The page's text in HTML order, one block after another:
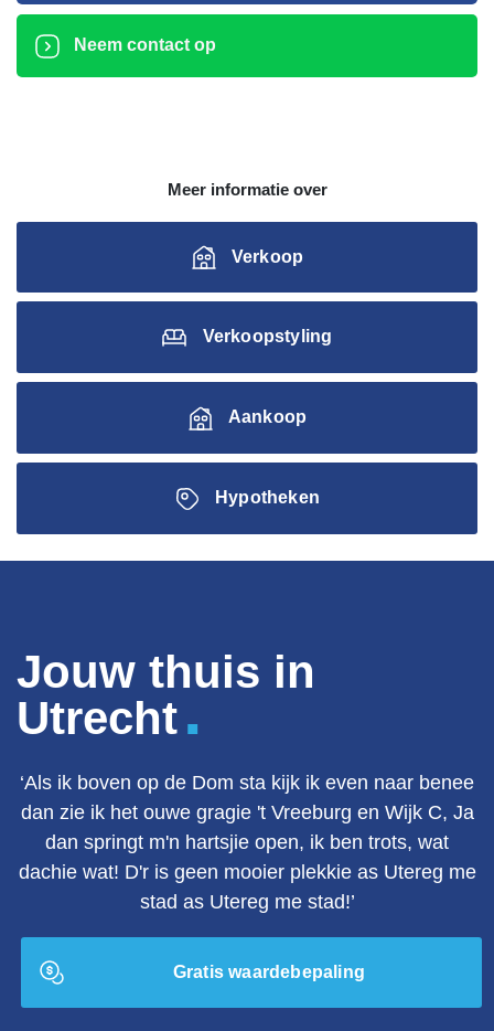
Neem contact op
Meer informatie over
Verkoop
Verkoopstyling
Aankoop
Hypotheken
Jouw thuis in
Utrecht.
‘Als ik boven op de Dom sta kijk ik even naar benee
dan zie ik het ouwe gragie 't Vreeburg en Wijk C, Ja
dan springt m'n hartsjie open, ik ben trots, wat
dachie wat! D'r is geen mooier plekkie as Utereg me
stad as Utereg me stad!’
Gratis waardebepaling